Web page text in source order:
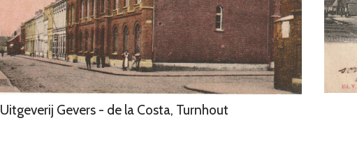
Uitgeverij Gevers - de la Costa, Turnhout